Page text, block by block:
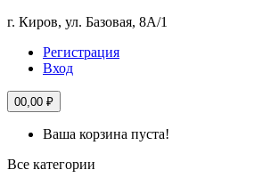
г. Киров, ул. Базовая, 8А/1
Регистрация
Вход
00,00 ₽
Ваша корзина пуста!
Все категории